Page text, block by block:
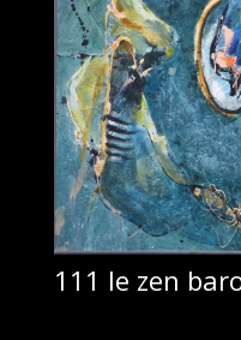
111 le zen